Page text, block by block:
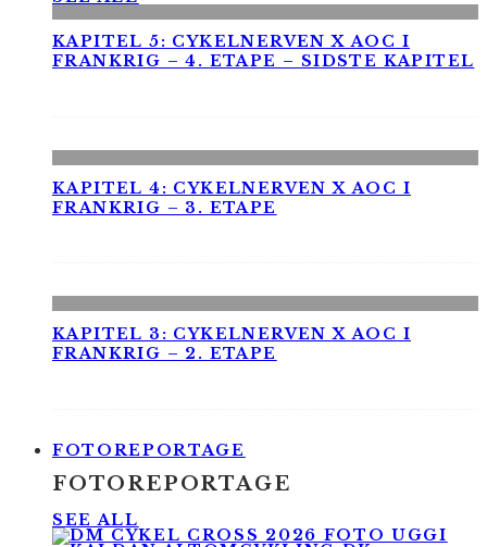
KAPITEL 5: CYKELNERVEN X AOC I
FRANKRIG – 4. ETAPE – SIDSTE KAPITEL
KAPITEL 4: CYKELNERVEN X AOC I
FRANKRIG – 3. ETAPE
KAPITEL 3: CYKELNERVEN X AOC I
FRANKRIG – 2. ETAPE
FOTOREPORTAGE
FOTOREPORTAGE
SEE ALL